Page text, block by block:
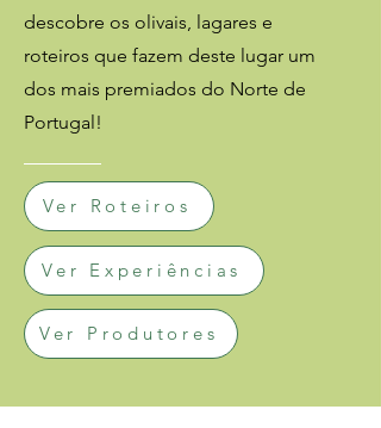
descobre os olivais, lagares e
roteiros que fazem deste lugar um
dos mais premiados do Norte de
Portugal!
Ver Roteiros
Ver Experiências
Ver Produtores